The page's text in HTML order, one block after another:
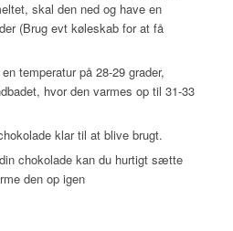
skal den ned og have en
(Brug evt køleskab for at få
temperatur på 28-29 grader,
hvor den varmes op til 31-33
klar til at blive brugt.
chokolade kan du hurtigt sætte
den op igen